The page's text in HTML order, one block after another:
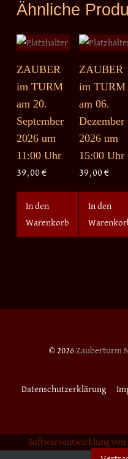
Ähnliche
ZAUBER
im TURM
am 20.
September
2026 um
11:00 Uhr
39,00€
In den
Warenkorb
ZAUBER
im TURM
am 06.
Dezember
2026 um
15:00 Uhr
39,00€
In den
© 2026 Zauberturm
Datenschutzerklärung
Softwareentwicklung von